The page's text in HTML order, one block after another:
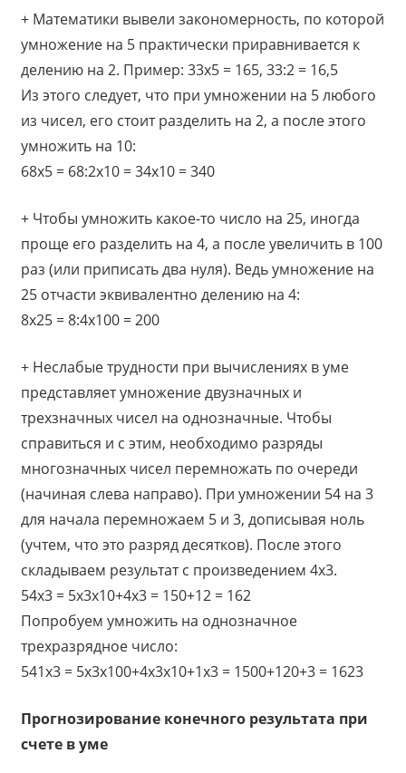
+ Математики вывели закономерность, по которой
умножение на 5 практически приравнивается к
делению на 2. Пример: 33х5 = 165, 33:2 = 16,5
Из этого следует, что при умножении на 5 любого
из чисел, его стоит разделить на 2, а после этого
умножить на 10:
68х5 = 68:2х10 = 34х10 = 340
+ Чтобы умножить какое-то число на 25, иногда
проще его разделить на 4, а после увеличить в 100
раз (или приписать два нуля). Ведь умножение на
25 отчасти эквивалентно делению на 4:
8х25 = 8:4х100 = 200
+ Неслабые трудности при вычислениях в уме
представляет умножение двузначных и
трехзначных чисел на однозначные. Чтобы
справиться и с этим, необходимо разряды
многозначных чисел перемножать по очереди
(начиная слева направо). При умножении 54 на 3
для начала перемножаем 5 и 3, дописывая ноль
(учтем, что это разряд десятков). После этого
складываем результат с произведением 4х3.
54х3 = 5х3х10+4х3 = 150+12 = 162
Попробуем умножить на однозначное
трехразрядное число:
541х3 = 5х3х100+4х3х10+1х3 = 1500+120+3 = 1623
Прогнозирование конечного результата при
счете в уме